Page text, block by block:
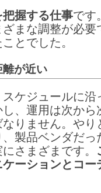
握する仕事です
まな調整が必要
とでした。
離が近い
ケジュールに沿
、運用は次から
りません。やり
製品ベンダだっ
さまざまです。
ーションとコー